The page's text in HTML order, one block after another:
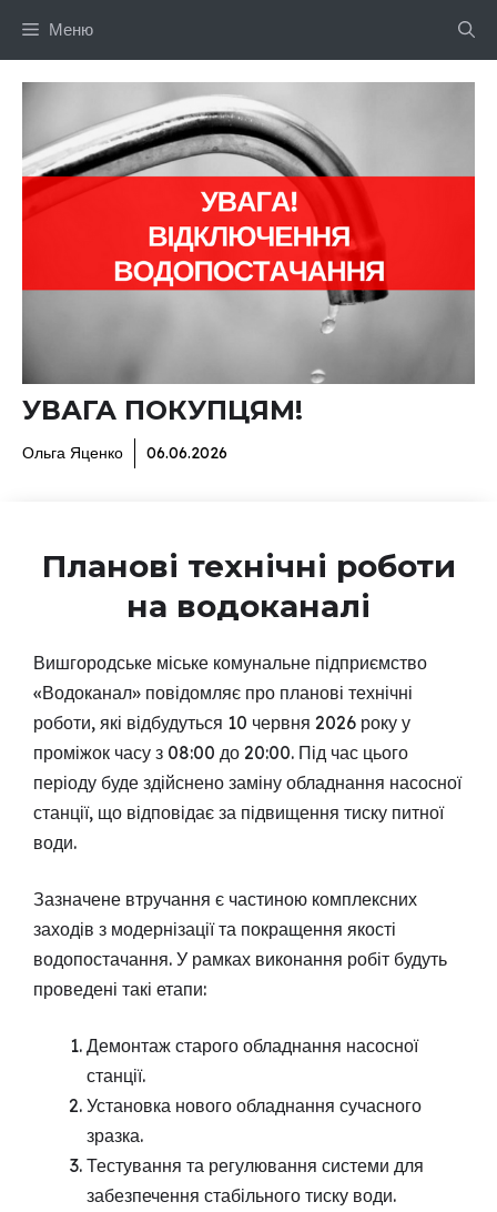
Меню
УВАГА ПОКУПЦЯМ!
Ольга Яценко 06.06.2026
Планові технічні роботи
на водоканалі
Вишгородське міське комунальне підприємство
«Водоканал» повідомляє про планові технічні
роботи, які відбудуться 10 червня 2026 року у
проміжок часу з 08:00 до 20:00. Під час цього
періоду буде здійснено заміну обладнання насосної
станції, що відповідає за підвищення тиску питної
води.
Зазначене втручання є частиною комплексних
заходів з модернізації та покращення якості
водопостачання. У рамках виконання робіт будуть
проведені такі етапи:
Демонтаж старого обладнання насосної
станції.
Установка нового обладнання сучасного
зразка.
Тестування та регулювання системи для
забезпечення стабільного тиску води.